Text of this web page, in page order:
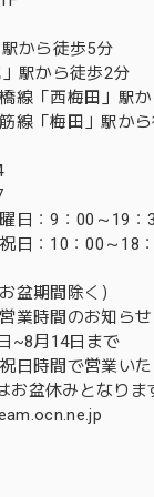
駅から徒歩5分
」駅から徒歩2分
線「西梅田」駅
線「梅田」駅か
日：9：00～19：
日：10：00～18
盆期間除く）
業時間のお知らせ
~8月14日まで
日時間で営業いた
お盆休みとなりま